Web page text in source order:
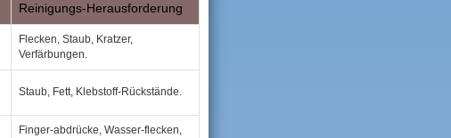
Reinigungs‑Herausforderung
Flecken, Staub, Kratzer,
Verfärbungen.
Staub, Fett, Klebstoff‑Rückstände.
Finger‑abdrücke, Wasser‑flecken,